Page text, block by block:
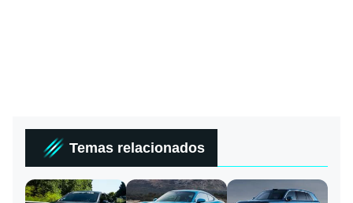
Temas relacionados